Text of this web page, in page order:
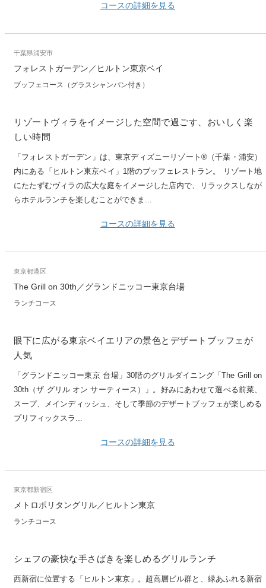
コースの詳細を見る
千葉県浦安市
フォレストガーデン／ヒルトン東京ベイ
ブッフェコース（グラスシャンパン付き）
リゾートヴィラをイメージした空間で過ごす、おいしく楽
しい時間
「フォレストガーデン」は、東京ディズニーリゾート®（千葉・浦安）
内にある「ヒルトン東京ベイ」1階のブッフェレストラン。 リゾート地
にたたずむヴィラの広大な庭をイメージした店内で、リラックスしなが
らホテルランチを楽しむことができま...
コースの詳細を見る
東京都港区
The Grill on 30th／グランドニッコー東京台場
ランチコース
眼下に広がる東京ベイエリアの景色とデザートブッフェが
人気
「グランドニッコー東京 台場」30階のグリルダイニング「The Grill on
30th（ザ グリル オン サーティース）」。好みにあわせて選べる前菜、
スープ、メインディッシュ、そして季節のデザートブッフェが楽しめる
プリフィックスラ...
コースの詳細を見る
東京都新宿区
メトロポリタングリル／ヒルトン東京
ランチコース
シェフの豪快な手さばきを楽しめるグリルランチ
西新宿に位置する「ヒルトン東京」。超高層ビル群と、緑あふれる新宿